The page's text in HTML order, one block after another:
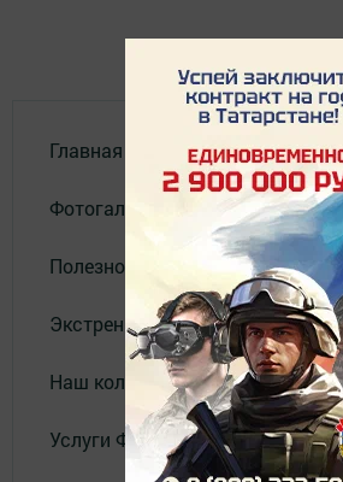
Главная
Фотогалереи
Полезное
Экстренные службы
Наш коллектив
Услуги Филиала АО "ТАТМЕДИА"